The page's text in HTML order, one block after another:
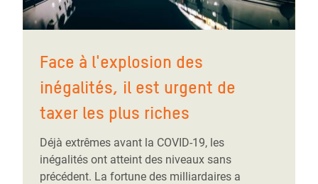
Face à l'explosion des
inégalités, il est urgent de
taxer les plus riches
Déjà extrêmes avant la COVID-19, les
inégalités ont atteint des niveaux sans
précédent. La fortune des milliardaires a